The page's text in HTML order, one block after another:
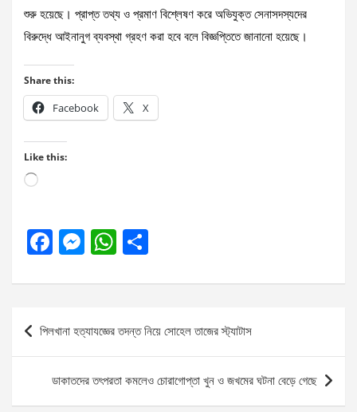
শুরু হয়েছে। প্রাপ্ত তথ্য ও প্রমাণ বিশ্লেষণ করে অভিযুক্ত সেনাসদস্যদের
বিরুদ্ধে আইনানুগ ব্যবস্থা গ্রহণ করা হবে বলে বিজ্ঞপ্তিতে জানানো হয়েছে।
Share this:
Facebook X
Like this:
Loading…
F
ce
o
o
k
M
se
g
er
W
at
A
p
p
ar
e
Post
navigation
পিলখানা হত্যাযজ্ঞের তদন্ত নিয়ে সোহেল তাজের স্ট্যাটাস
ডাকাতদের তৎপরতা কমলেও চোরাগোপ্তা খুন ও জখমের ঘটনা বেড়ে গেছে